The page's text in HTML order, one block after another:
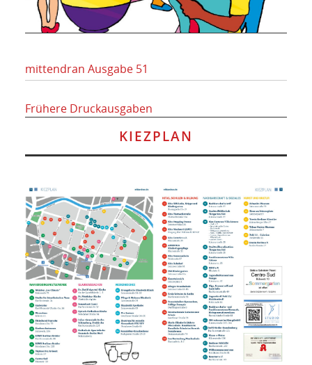
mittendran Ausgabe 51
Frühere Druckausgaben
KIEZPLAN